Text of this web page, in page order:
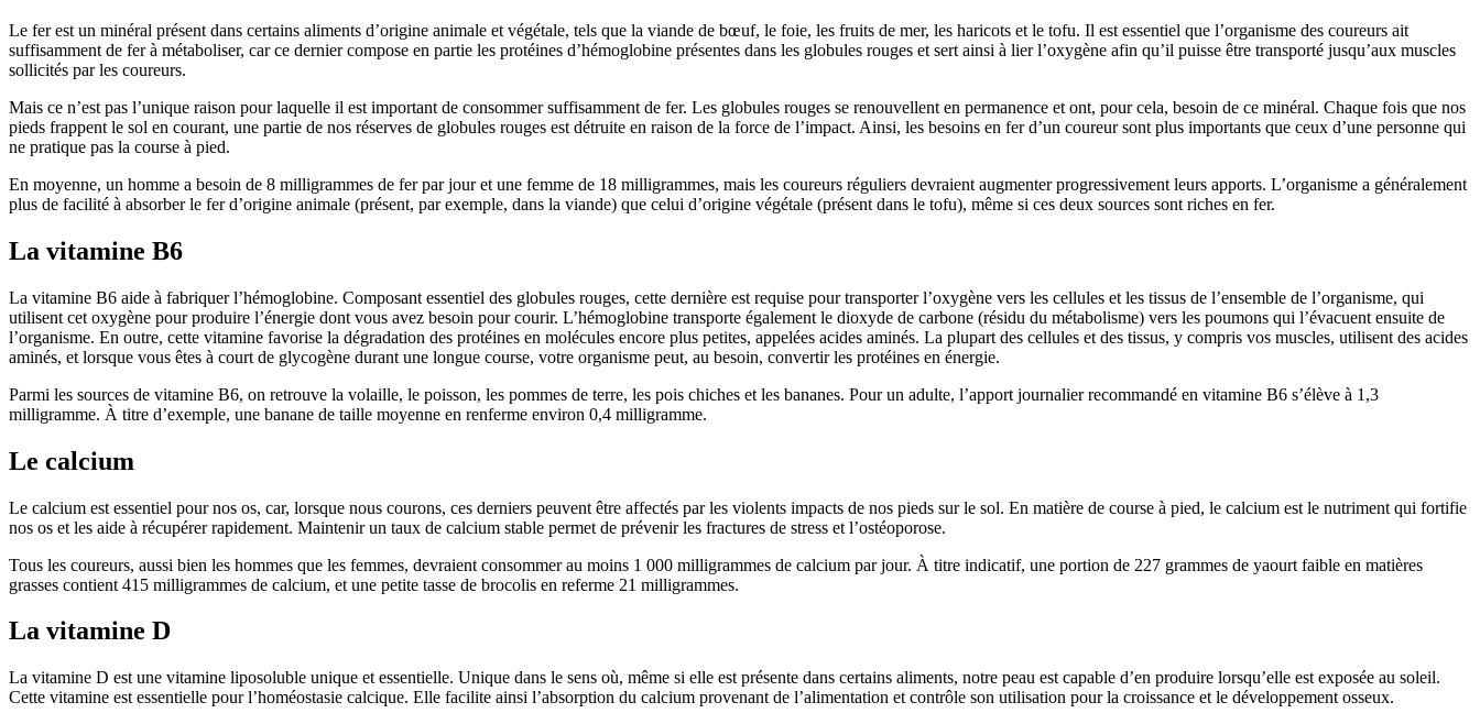
Le fer est un minéral présent dans certains aliments d’origine animale et végétale, tels que la viande de bœuf, le foie, les fruits de mer, les haricots et le tofu. Il est essentiel que l’organisme des coureurs ait
suffisamment de fer à métaboliser, car ce dernier compose en partie les protéines d’hémoglobine présentes dans les globules rouges et sert ainsi à lier l’oxygène afin qu’il puisse être transporté jusqu’aux muscles
sollicités par les coureurs.
Mais ce n’est pas l’unique raison pour laquelle il est important de consommer suffisamment de fer. Les globules rouges se renouvellent en permanence et ont, pour cela, besoin de ce minéral. Chaque fois que nos
pieds frappent le sol en courant, une partie de nos réserves de globules rouges est détruite en raison de la force de l’impact. Ainsi, les besoins en fer d’un coureur sont plus importants que ceux d’une personne qui
ne pratique pas la course à pied.
En moyenne, un homme a besoin de 8 milligrammes de fer par jour et une femme de 18 milligrammes, mais les coureurs réguliers devraient augmenter progressivement leurs apports. L’organisme a généralement
plus de facilité à absorber le fer d’origine animale (présent, par exemple, dans la viande) que celui d’origine végétale (présent dans le tofu), même si ces deux sources sont riches en fer.
La vitamine B6
La vitamine B6 aide à fabriquer l’hémoglobine. Composant essentiel des globules rouges, cette dernière est requise pour transporter l’oxygène vers les cellules et les tissus de l’ensemble de l’organisme, qui
utilisent cet oxygène pour produire l’énergie dont vous avez besoin pour courir. L’hémoglobine transporte également le dioxyde de carbone (résidu du métabolisme) vers les poumons qui l’évacuent ensuite de
l’organisme. En outre, cette vitamine favorise la dégradation des protéines en molécules encore plus petites, appelées acides aminés. La plupart des cellules et des tissus, y compris vos muscles, utilisent des acides
aminés, et lorsque vous êtes à court de glycogène durant une longue course, votre organisme peut, au besoin, convertir les protéines en énergie.
Parmi les sources de vitamine B6, on retrouve la volaille, le poisson, les pommes de terre, les pois chiches et les bananes. Pour un adulte, l’apport journalier recommandé en vitamine B6 s’élève à 1,3
milligramme. À titre d’exemple, une banane de taille moyenne en renferme environ 0,4 milligramme.
Le calcium
Le calcium est essentiel pour nos os, car, lorsque nous courons, ces derniers peuvent être affectés par les violents impacts de nos pieds sur le sol. En matière de course à pied, le calcium est le nutriment qui fortifie
nos os et les aide à récupérer rapidement. Maintenir un taux de calcium stable permet de prévenir les fractures de stress et l’ostéoporose.
Tous les coureurs, aussi bien les hommes que les femmes, devraient consommer au moins 1 000 milligrammes de calcium par jour. À titre indicatif, une portion de 227 grammes de yaourt faible en matières
grasses contient 415 milligrammes de calcium, et une petite tasse de brocolis en referme 21 milligrammes.
La vitamine D
La vitamine D est une vitamine liposoluble unique et essentielle. Unique dans le sens où, même si elle est présente dans certains aliments, notre peau est capable d’en produire lorsqu’elle est exposée au soleil.
Cette vitamine est essentielle pour l’homéostasie calcique. Elle facilite ainsi l’absorption du calcium provenant de l’alimentation et contrôle son utilisation pour la croissance et le développement osseux.